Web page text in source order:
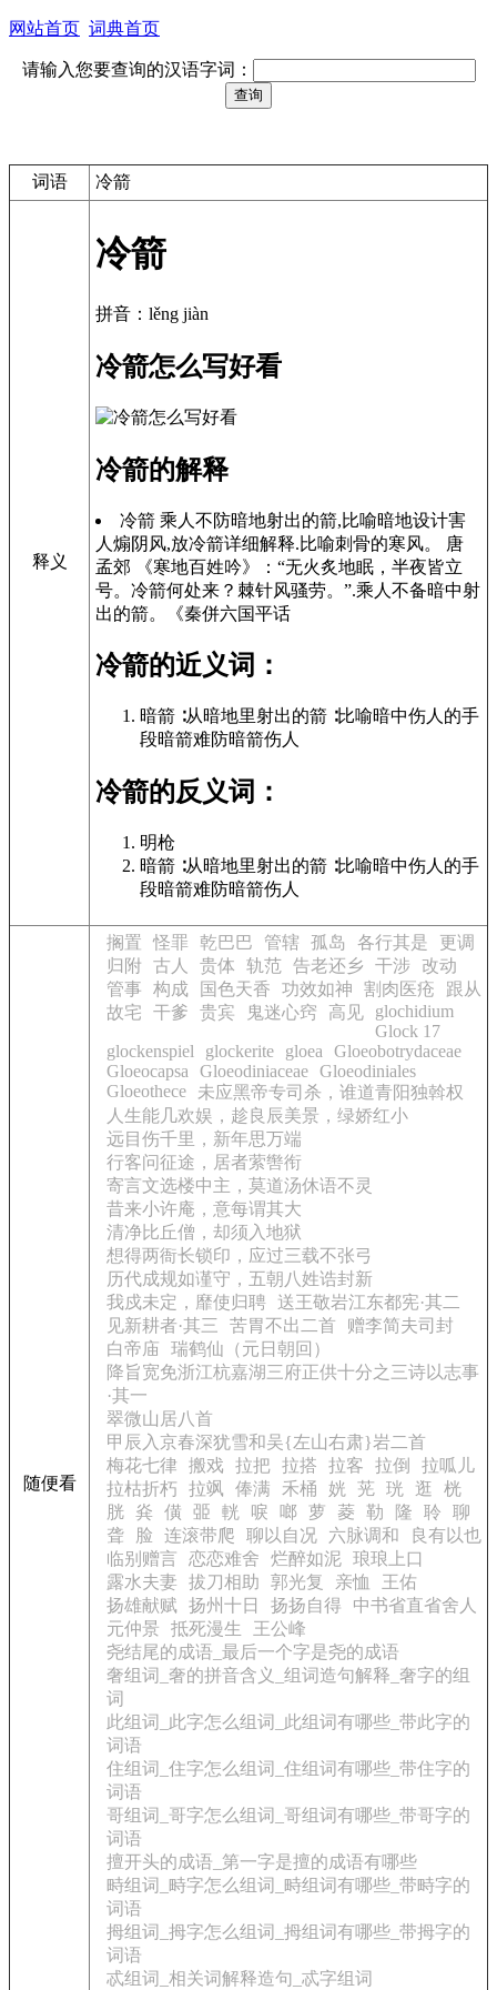
网站首页 词典首页
请输入您要查询的汉语字词：
词语 冷箭
释义
冷箭
拼音：lěng jiàn
冷箭怎么写好看
冷箭的解释
冷箭 乘人不防暗地射出的箭,比喻暗地设计害
人煽阴风,放冷箭详细解释.比喻刺骨的寒风。 唐
孟郊 《寒地百姓吟》：“无火炙地眠，半夜皆立
号。冷箭何处来？棘针风骚劳。”.乘人不备暗中射
出的箭。《秦併六国平话
冷箭的近义词：
暗箭 ∶从暗地里射出的箭 ∶比喻暗中伤人的手
段暗箭难防暗箭伤人
冷箭的反义词：
明枪
暗箭 ∶从暗地里射出的箭 ∶比喻暗中伤人的手
段暗箭难防暗箭伤人
随便看
搁置 怪罪 乾巴巴 管辖 孤岛 各行其是
更调
归附
古人 贵体 轨范 告老还乡 干涉
改动
管事
构成 国色天香 功效如神 割肉医疮
跟从
故宅
干爹 贵宾 鬼迷心窍 高见
glochidium
Glock 17
glockenspiel
glockerite gloea
Gloeobotrydaceae
Gloeocapsa
Gloeodiniaceae Gloeodiniales
Gloeothece
未应黑帝专司杀，谁道青阳独斡权
人生能几欢娱，趁良辰美景，绿娇红小
远目伤千里，新年思万端
行客问征途，居者萦辔衔
寄言文选楼中主，莫道汤休语不灵
昔来小许庵，意每谓其大
清净比丘僧，却须入地狱
想得两衙长锁印，应过三载不张弓
历代成规如谨守，五朝八姓诰封新
我戍未定，靡使归聘
送王敬岩江东都宪·其二
见新耕者·其三
苦胃不出二首
赠李简夫司封
白帝庙
瑞鹤仙（元日朝回）
降旨宽免浙江杭嘉湖三府正供十分之三诗以志事
·其一
翠微山居八首
甲辰入京春深犹雪和吴{左山右肃}岩二首
梅花七律 搬戏 拉把 拉搭 拉客 拉倒
拉呱儿
拉枯折朽 拉飒 俸满 禾桶 姯 茪 珖 逛
桄
胱 烡 僙 臦 輄 唳 啷 萝 菱 勒 隆 聆
聊
聋
脸 连滚带爬 聊以自况 六脉调和
良有以也
临别赠言
恋恋难舍 烂醉如泥 琅琅上口
露水夫妻
拔刀相助 郭光复 亲恤
王佑
扬雄献赋 扬州十日 扬扬自得
中书省直省舍人
元仲景
抵死漫生
王公峰
尧结尾的成语_最后一个字是尧的成语
奢组词_奢的拼音含义_组词造句解释_奢字的组
词
此组词_此字怎么组词_此组词有哪些_带此字的
词语
住组词_住字怎么组词_住组词有哪些_带住字的
词语
哥组词_哥字怎么组词_哥组词有哪些_带哥字的
词语
擅开头的成语_第一字是擅的成语有哪些
畤组词_畤字怎么组词_畤组词有哪些_带畤字的
词语
拇组词_拇字怎么组词_拇组词有哪些_带拇字的
词语
忒组词_相关词解释造句_忒字组词